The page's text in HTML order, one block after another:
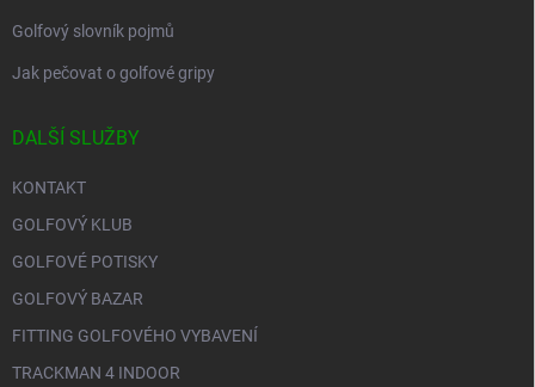
Golfový slovník pojmů
Jak pečovat o golfové gripy
DALŠÍ SLUŽBY
KONTAKT
GOLFOVÝ KLUB
GOLFOVÉ POTISKY
GOLFOVÝ BAZAR
FITTING GOLFOVÉHO VYBAVENÍ
TRACKMAN 4 INDOOR